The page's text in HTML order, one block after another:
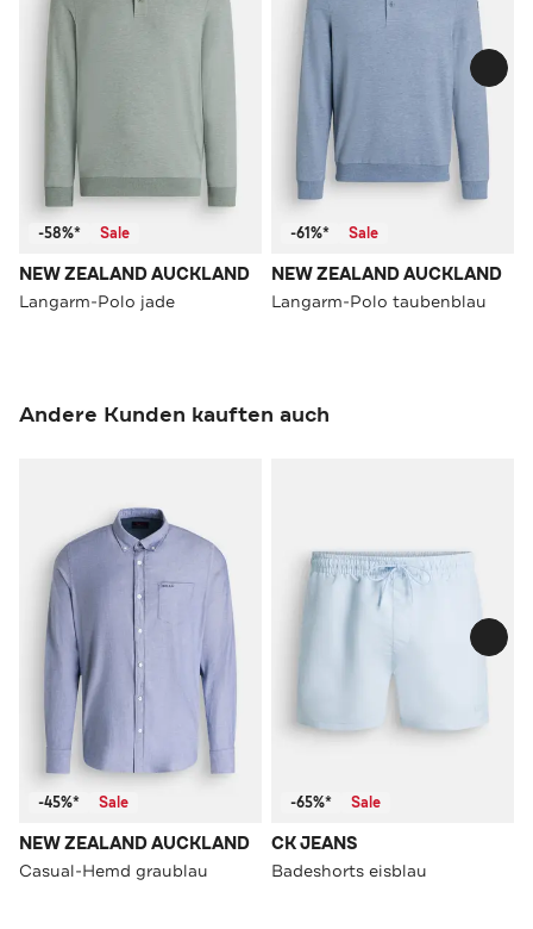
-58%* Sale
NEW ZEALAND AUCKLAND
Langarm-Polo jade
-61%* Sale
NEW ZEALAND AUCKLAND
Langarm-Polo taubenblau
Andere Kunden kauften auch
-45%* Sale
NEW ZEALAND AUCKLAND
Casual-Hemd graublau
-65%* Sale
CK JEANS
Badeshorts eisblau